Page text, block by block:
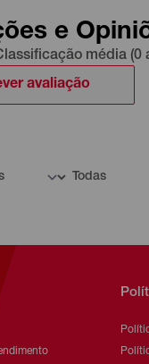
e
média (0
avaliação